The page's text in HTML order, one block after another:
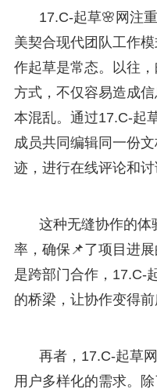
17.C-起草🌸网注
美契合现代团队工作
作起草是常态。以往
方式，不仅容易造成
本混乱。通过17.C-起
成员共同编辑同一份
迹，进行在线评论和讨
这种无缝协作的体
率，确保📌了项目进
是跨部门合作，17.C-
的桥梁，让协作变得前
再者，17.C-起草
用户多样化的需求。